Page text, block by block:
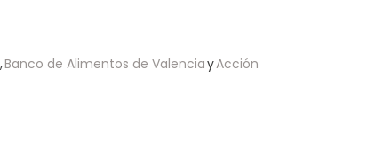
,Banco de Alimentos de ValenciayAcción